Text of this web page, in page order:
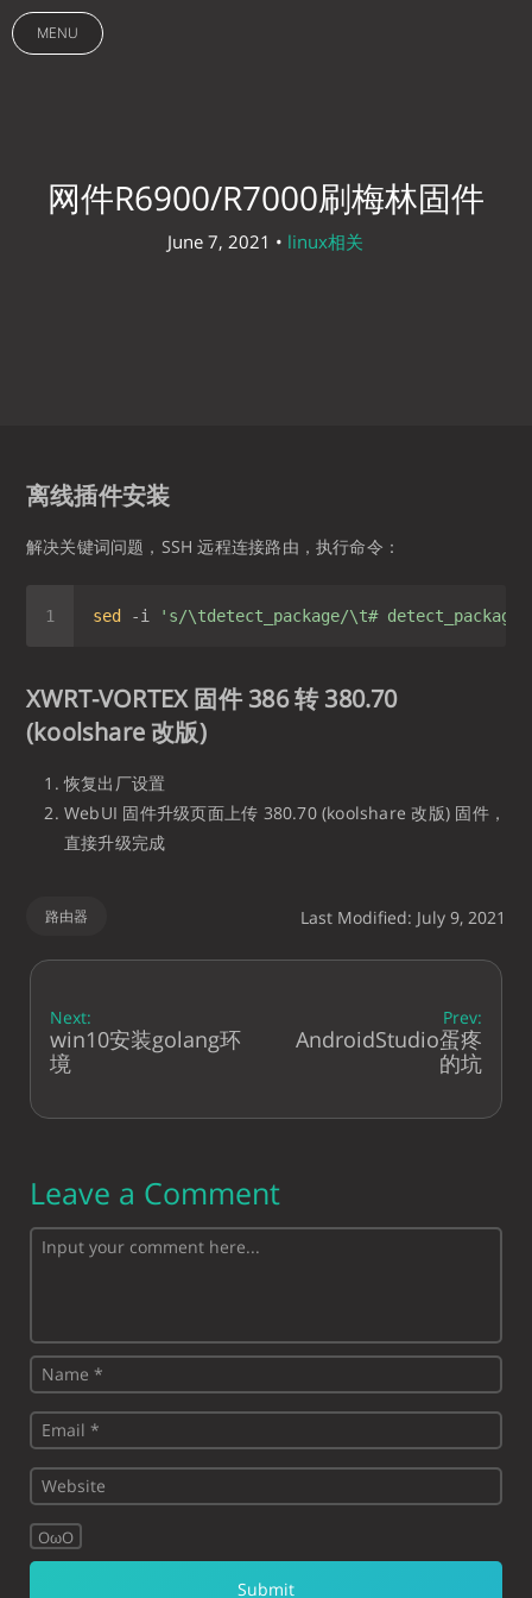
MENU
网件R6900/R7000刷梅林固件
June 7, 2021 • linux相关
离线插件安装
解决关键词问题，SSH 远程连接路由，执行命令：
sed -i 's/\tdetect_package/\t#
XWRT-VORTEX 固件 386 转 380.70
(koolshare 改版)
恢复出厂设置
WebUI 固件升级页面上传 380.70 (koolshare 改版) 固件，
直接升级完成
路由器 Last Modified: July 9, 2021
Next:
win10安装golang环
境
Prev:
AndroidStudio蛋疼
的坑
Leave a Comment
OωO